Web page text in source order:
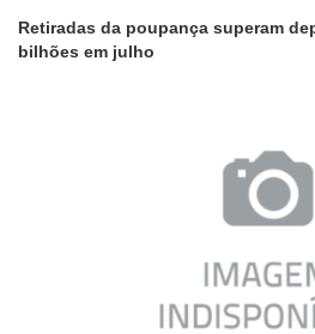
Retiradas da poupança superam
bilhões em julho